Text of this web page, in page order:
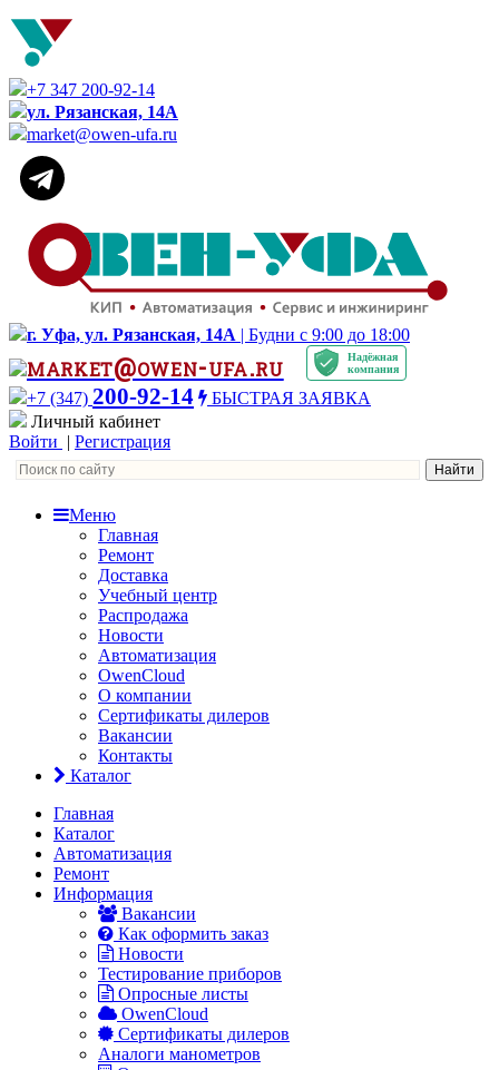
+7 347 200-92-14
ул. Рязанская, 14А
market@owen-ufa.ru
г. Уфа, ул. Рязанская, 14А | Будни с 9:00 до 18:00
market@owen-ufa.ru
Надёжная
компания
+7 (347) 200-92-14
БЫСТРАЯ ЗАЯВКА
Личный кабинет
Войти | Регистрация
Меню
Главная
Ремонт
Доставка
Учебный центр
Распродажа
Новости
Автоматизация
OwenCloud
О компании
Сертификаты дилеров
Вакансии
Контакты
Каталог
Главная
Каталог
Автоматизация
Ремонт
Информация
Вакансии
Как оформить заказ
Новости
Тестирование приборов
Опросные листы
OwenCloud
Сертификаты дилеров
Аналоги манометров